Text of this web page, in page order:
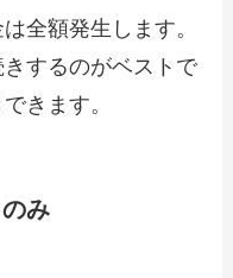
全額発生します。
するのがベストで
きます。
み